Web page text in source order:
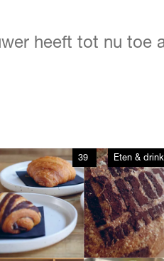
heeft tot nu toe
39 Eten &